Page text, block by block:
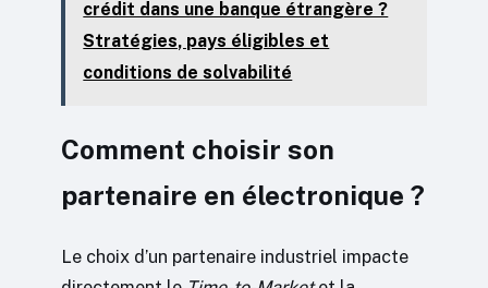
crédit dans une banque étrangère ?
Stratégies, pays éligibles et
conditions de solvabilité
Comment choisir son
partenaire en électronique ?
Le choix d’un partenaire industriel impacte